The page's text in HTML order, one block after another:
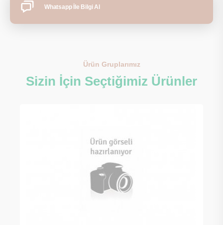
Whatsapp İle Bilgi Al
Ürün Gruplarımız
Sizin İçin Seçtiğimiz Ürünler